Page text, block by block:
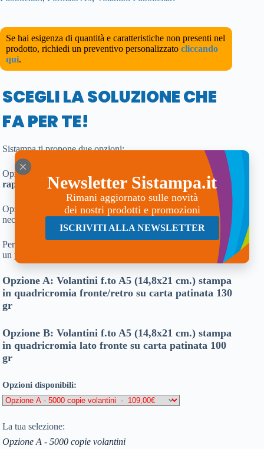
Newsletter Sistampa.it
Rimani aggiornato sulle novità
dei nostri prodotti e promozioni
ISCRIVITI ALLA NEWSLETTER
Se hai esigenza di quantità e caratteristiche non presenti nel
prodotto, richiedi un preventivo personalizzato cliccando
qui.
SCEGLI LA SOLUZIONE CHE
FA PER TE!
Sistampa ti propone due opzioni:
Opzione A: troverai la quantità di stampa con il
rapporto quantità/prezzo.
Opzione B: il minimo d’ordine di stampeperché hai
necessità di una quantità contenuta.
Per qualunque altra esigenza di stampa specifica chiedici
un preventivo personalizzato
Opzione A: Volantini f.to A5 (14,8x21 cm.) stampa
in quadricromia fronte/retro su carta patinata 130
gr
Opzione B: Volantini f.to A5 (14,8x21 cm.) stampa
in quadricromia lato fronte su carta patinata 100
gr
Opzioni disponibili:
La tua selezione:
Opzione A - 5000 copie volantini